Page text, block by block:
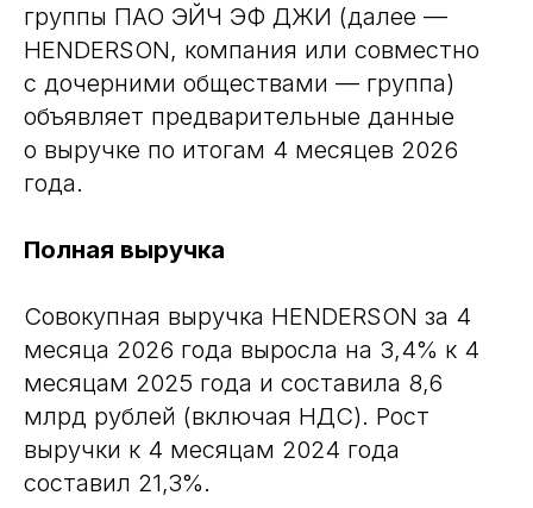
группы ПАО ЭЙЧ ЭФ ДЖИ (далее —
HENDERSON, компания или совместно
с дочерними обществами — группа)
объявляет предварительные данные
о выручке по итогам 4 месяцев 2026
года.
Полная выручка
Совокупная выручка HENDERSON за 4
месяца 2026 года выросла на 3,4% к 4
месяцам 2025 года и составила 8,6
млрд рублей (включая НДС). Рост
выручки к 4 месяцам 2024 года
составил 21,3%.